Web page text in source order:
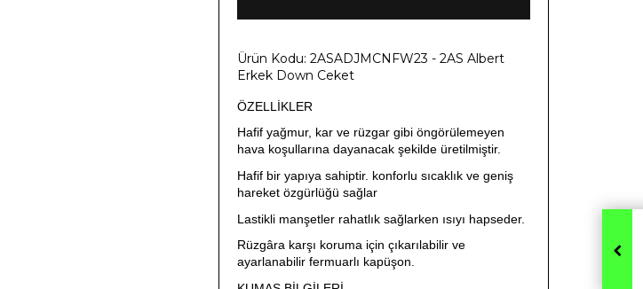
Ürün Kodu: 2ASADJMCNFW23 - 2AS Albert
Erkek Down Ceket
ÖZELLİKLER
Hafif yağmur, kar ve rüzgar gibi öngörülemeyen
hava koşullarına dayanacak şekilde üretilmiştir.
Hafif bir yapıya sahiptir. konforlu sıcaklık ve geniş
hareket özgürlüğü sağlar
Lastikli manşetler rahatlık sağlarken ısıyı hapseder.
Rüzgâra karşı koruma için çıkarılabilir ve
ayarlanabilir fermuarlı kapüşon.